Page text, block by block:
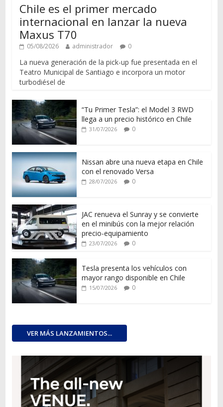
Chile es el primer mercado
internacional en lanzar la nueva
Maxus T70
05/08/2026 administrador 0
La nueva generación de la pick-up fue presentada en el
Teatro Municipal de Santiago e incorpora un motor
turbodiésel de
“Tu Primer Tesla”: el Model 3 RWD
llega a un precio histórico en Chile
31/07/2026 0
Nissan abre una nueva etapa en Chile
con el renovado Versa
28/07/2026 0
JAC renueva el Sunray y se convierte
en el minibús con la mejor relación
precio-equipamiento
23/07/2026 0
Tesla presenta los vehículos con
mayor rango disponible en Chile
15/07/2026 0
VER MÁS LANZAMIENTOS...